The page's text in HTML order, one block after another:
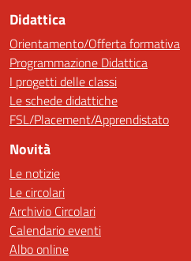
Didattica
Orientamento/Offerta formativa
Programmazione Didattica
I progetti delle classi
Le schede didattiche
FSL/Placement/Apprendistato
Novità
Le notizie
Le circolari
Archivio Circolari
Calendario eventi
Albo online